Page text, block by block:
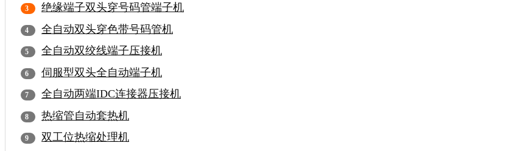
绝缘端子双头穿号码管端子机
全自动双头穿色带号码管机
全自动双绞线端子压接机
伺服型双头全自动端子机
全自动两端IDC连接器压接机
热缩管自动套热机
双工位热缩处理机